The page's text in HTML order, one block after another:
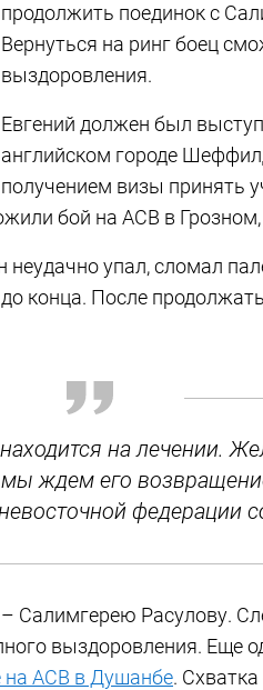
продолжить поединок с
Вернуться на ринг боец
выздоровления.
Евгений должен был
английском городе
получением визы принять
бой на АСВ в
упал, сломал
конца. После
на лечении.
ждем его
федерации
Салимгерею Расулову.
выздоровления. Еще
на АСВ в Душанбе. Схватка